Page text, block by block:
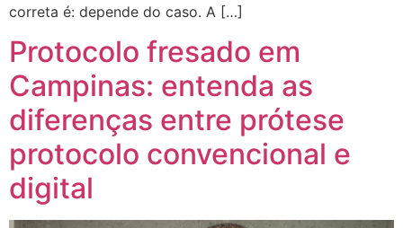
correta é: depende do caso. A […]
Protocolo fresado em
Campinas: entenda as
diferenças entre prótese
protocolo convencional e
digital